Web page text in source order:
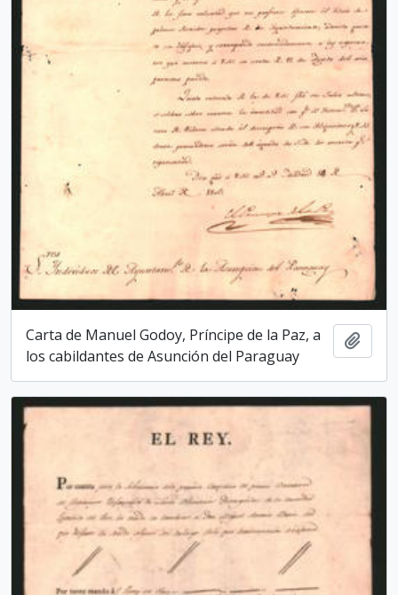
Carta de Manuel Godoy, Príncipe de la Paz, a
los cabildantes de Asunción del Paraguay